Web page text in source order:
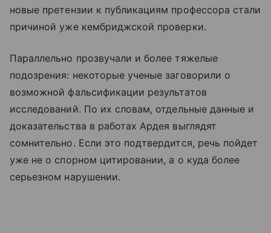
новые претензии к публикациям профессора стали
причиной уже кембриджской проверки.
Параллельно прозвучали и более тяжелые
подозрения: некоторые ученые заговорили о
возможной фальсификации результатов
исследований. По их словам, отдельные данные и
доказательства в работах Ардея выглядят
сомнительно. Если это подтвердится, речь пойдет
уже не о спорном цитировании, а о куда более
серьезном нарушении.